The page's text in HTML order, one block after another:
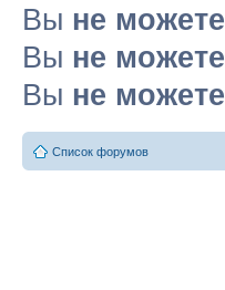
Вы не можете
Вы не можете
Вы не можете
Список форумов